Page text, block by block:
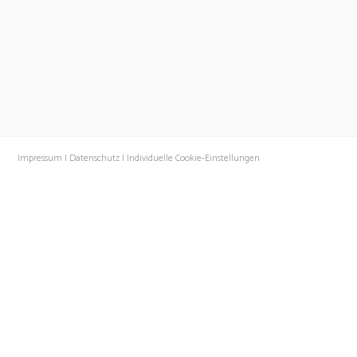
Impressum | Datenschutz | Individuelle Cookie-Einstellungen